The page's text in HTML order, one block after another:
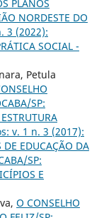
PLANOS
NORDESTE DO
3 (2022):
SOCIAL -
Petula
SP:
v. 1 n. 3 (2017):
EDUCAÇÃO DA
SP:
E
O CONSELHO